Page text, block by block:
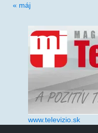
« máj
www.televizio.sk